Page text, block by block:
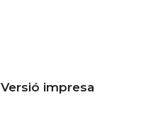
Versió impresa